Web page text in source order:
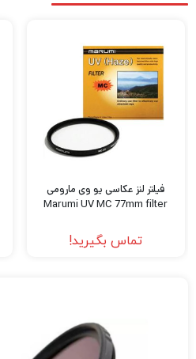
فیلتر لنز عکاسی یو وی مارومی
Marumi UV MC 77mm filter
تماس بگیرید!